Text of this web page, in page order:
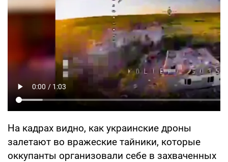
На кадрах видно, как украинские дроны
залетают во вражеские тайники, которые
оккупанты организовали себе в захваченных